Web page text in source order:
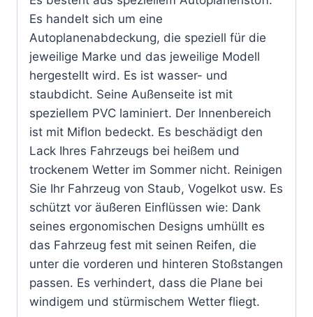
Es handelt sich um eine
Autoplanenabdeckung, die speziell für die
jeweilige Marke und das jeweilige Modell
hergestellt wird. Es ist wasser- und
staubdicht. Seine Außenseite ist mit
speziellem PVC laminiert. Der Innenbereich
ist mit Miflon bedeckt. Es beschädigt den
Lack Ihres Fahrzeugs bei heißem und
trockenem Wetter im Sommer nicht. Reinigen
Sie Ihr Fahrzeug von Staub, Vogelkot usw. Es
schützt vor äußeren Einflüssen wie: Dank
seines ergonomischen Designs umhüllt es
das Fahrzeug fest mit seinen Reifen, die
unter die vorderen und hinteren Stoßstangen
passen. Es verhindert, dass die Plane bei
windigem und stürmischem Wetter fliegt.